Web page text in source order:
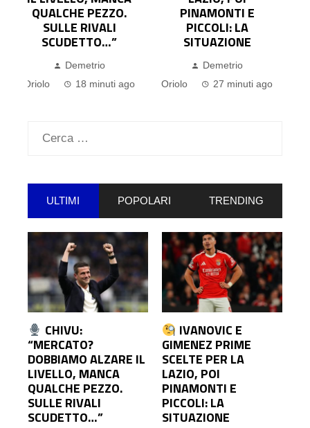
PINAMONTI E
PICCOLI: LA
SITUAZIONE
Demetrio
Oriolo
27 minuti ago
ATTENDE
L’UFFICIALITÀ
Oriolo
39 minuti ago
Ricerca
ULTIMI POPOLARI TRENDING
CHIVU:
“MERCATO?
DOBBIAMO ALZARE IL
LIVELLO, MANCA
QUALCHE PEZZO.
SULLE RIVALI
SCUDETTO…”
IVANOVIC E
GIMENEZ PRIME
SCELTE PER LA
LAZIO, POI
PINAMONTI E
PICCOLI: LA
SITUAZIONE